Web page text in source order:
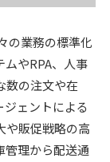
の業務の標準化
ムやRPA、人事
数の注文や在
ェントによる
や販促戦略の高
管理から配送通